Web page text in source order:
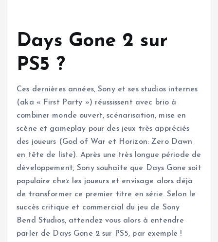
Days Gone 2 sur
PS5 ?
Ces dernières années, Sony et ses studios internes
(aka « First Party ») réussissent avec brio à
combiner monde ouvert, scénarisation, mise en
scène et gameplay pour des jeux très appréciés
des joueurs (God of War et Horizon: Zero Dawn
en tête de liste). Après une très longue période de
développement, Sony souhaite que Days Gone soit
populaire chez les joueurs et envisage alors déjà
de transformer ce premier titre en série. Selon le
succès critique et commercial du jeu de Sony
Bend Studios, attendez vous alors à entendre
parler de Days Gone 2 sur PS5, par exemple !